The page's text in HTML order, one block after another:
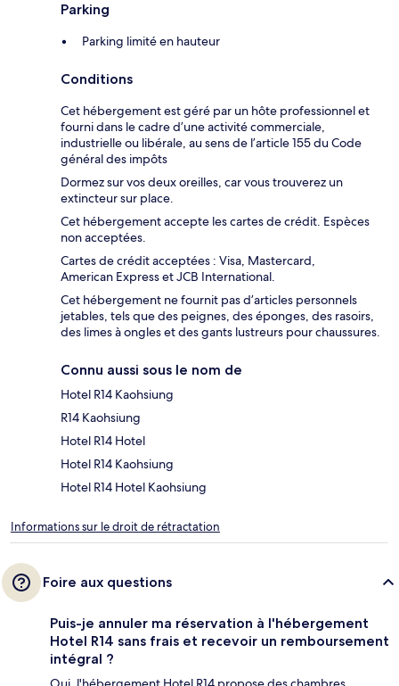
Parking
Parking limité en hauteur
Conditions
Cet hébergement est géré par un hôte professionnel et
fourni dans le cadre d’une activité commerciale,
industrielle ou libérale, au sens de l’article 155 du Code
général des impôts
Dormez sur vos deux oreilles, car vous trouverez un
extincteur sur place.
Cet hébergement accepte les cartes de crédit. Espèces
non acceptées.
Cartes de crédit acceptées : Visa, Mastercard,
American Express et JCB International.
Cet hébergement ne fournit pas d’articles personnels
jetables, tels que des peignes, des éponges, des rasoirs,
des limes à ongles et des gants lustreurs pour chaussures.
Connu aussi sous le nom de
Hotel R14 Kaohsiung
R14 Kaohsiung
Hotel R14 Hotel
Hotel R14 Kaohsiung
Hotel R14 Hotel Kaohsiung
Informations sur le droit de rétractation
Foire aux questions
Puis-je annuler ma réservation à l'hébergement
Hotel R14 sans frais et recevoir un remboursement
intégral ?